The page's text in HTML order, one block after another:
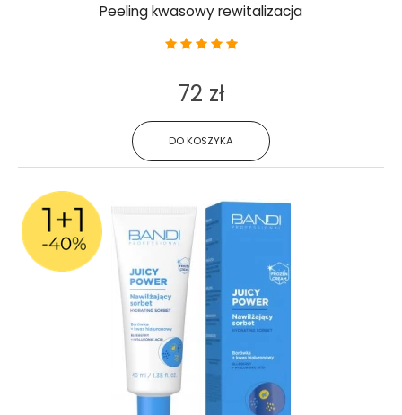
Peeling kwasowy rewitalizacja
DO KOSZYKA
72 zł